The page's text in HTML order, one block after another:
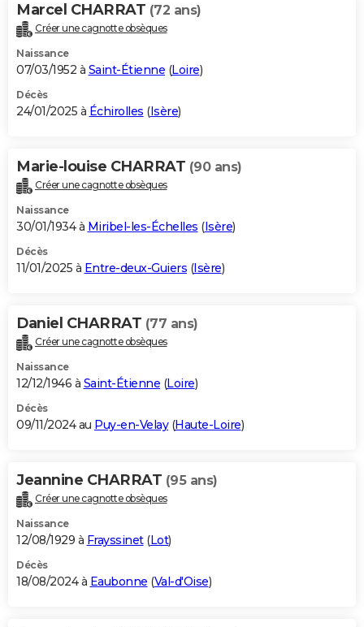
Marcel CHARRAT (72 ans)
Créer une cagnotte obsèques
Naissance
07/03/1952 à Saint-Étienne (Loire)
Décès
24/01/2025 à Échirolles (Isère)
Marie-louise CHARRAT (90 ans)
Créer une cagnotte obsèques
Naissance
30/01/1934 à Miribel-les-Échelles (Isère)
Décès
11/01/2025 à Entre-deux-Guiers (Isère)
Daniel CHARRAT (77 ans)
Créer une cagnotte obsèques
Naissance
12/12/1946 à Saint-Étienne (Loire)
Décès
09/11/2024 au Puy-en-Velay(Haute-Loire)
Jeannine CHARRAT (95 ans)
Créer une cagnotte obsèques
Naissance
12/08/1929 à Frayssinet(Lot)
Décès
18/08/2024 à Eaubonne (Val-d'Oise)